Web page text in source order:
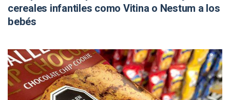
cereales infantiles como Vitina o Nestum a los
bebés